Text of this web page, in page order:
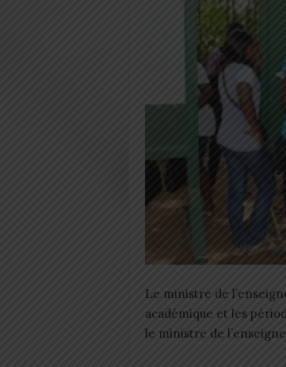
Le ministre de
académique et les
le ministre de